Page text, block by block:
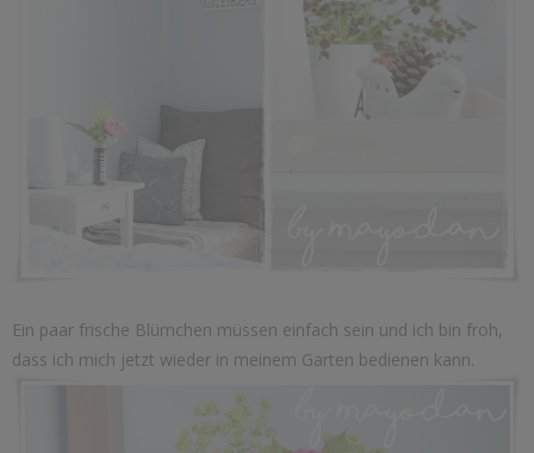
Ein paar frische Blümchen müssen einfach sein und ich bin froh,
dass ich mich jetzt wieder in meinem Garten bedienen kann.